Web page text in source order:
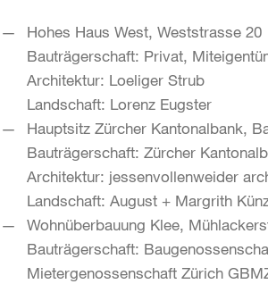
Hohes Haus West, Weststrasse 20
Bauträgerschaft: Privat,
Architektur: Loeliger Strub
Landschaft: Lorenz Eugster
Hauptsitz Zürcher Kantonalbank,
Bauträgerschaft: Zürcher
Architektur: jessenvollenweider
Landschaft: August + Margrith
Wohnüberbauung Klee,
Bauträgerschaft:
Mietergenossenschaft Zürich